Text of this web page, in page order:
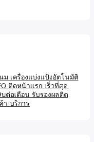
เครื่องแบ่งแป้งอัตโนมัติ
ติดหน้าแรก เร็วที่สุด
ต่อเดือน รับรองผลติด
า-บริการ